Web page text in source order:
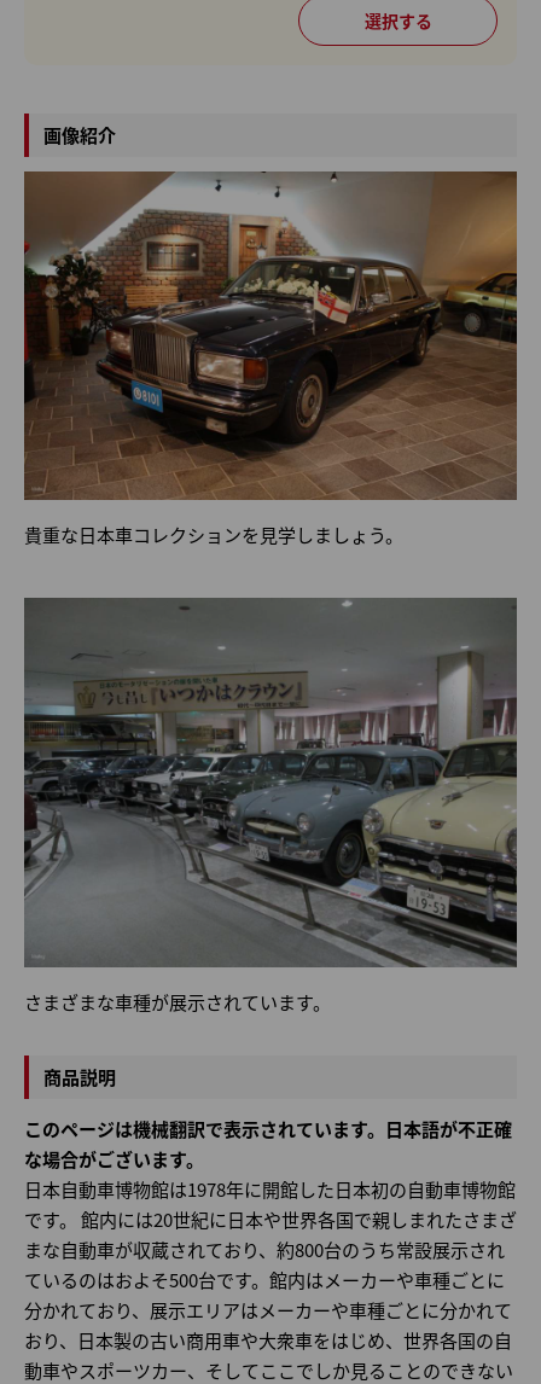
画像紹介
貴重な日本車コレクションを見学しましょう。
さまざまな車種が展示されています。
商品説明
このページは機械翻訳で表示されています。日本語が不正確
な場合がございます。
日本自動車博物館は1978年に開館した日本初の自動車博物館
です。 館内には20世紀に日本や世界各国で親しまれたさまざ
まな自動車が収蔵されており、約800台のうち常設展示され
ているのはおよそ500台です。館内はメーカーや車種ごとに
分かれており、展示エリアはメーカーや車種ごとに分かれて
おり、日本製の古い商用車や大衆車をはじめ、世界各国の自
動車やスポーツカー、そしてここでしか見ることのできない